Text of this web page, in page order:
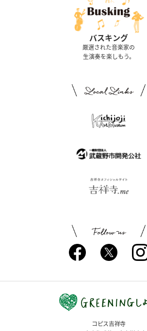
バスキング
厳選された音楽家の
生演奏を楽しもう。
コピス吉祥寺